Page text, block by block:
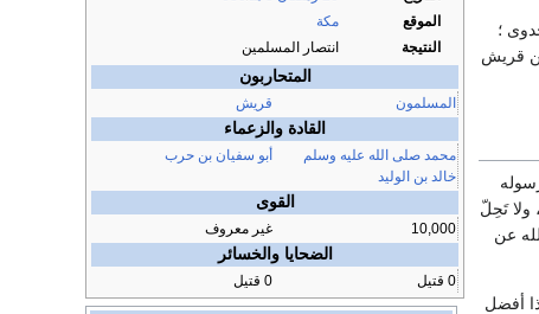
الموقع
مكة
النتيجة
انتصار المسلمين
المتحاربون
المسلمون قريش
القادة والزعماء
محمد صلى الله عليه وسلم
خالد بن الوليد
أبو سفيان بن حرب
القوى
10,000 غير معروف
الضحايا والخسائر
0 قتيل 0 قتيل
؛
عن قريش
ولا تَحِلّ
عن
أفضل